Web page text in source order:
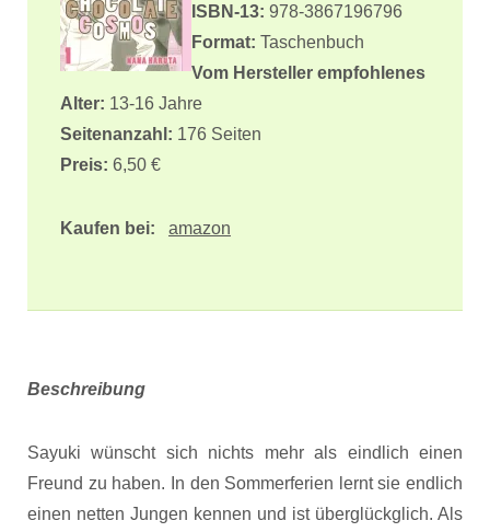
ISBN-13: 978-3867196796
Format: Taschenbuch
Vom Hersteller empfohlenes
Alter: 13-16 Jahre
Seitenanzahl: 176 Seiten
Preis: 6,50 €
Kaufen bei: amazon
Beschreibung
Sayuki wünscht sich nichts mehr als eindlich einen
Freund zu haben. In den Sommerferien lernt sie endlich
einen netten Jungen kennen und ist überglückglich. Als